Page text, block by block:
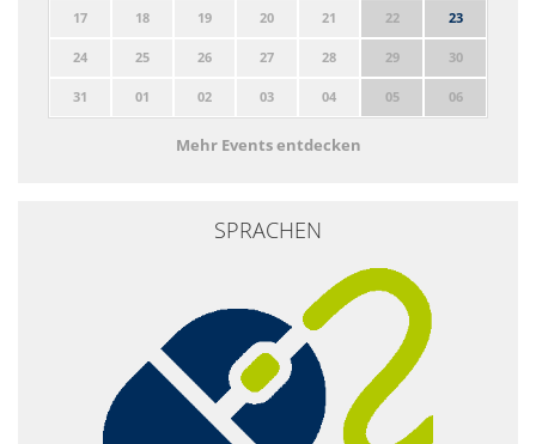
17 18 19 20 21 22 23
24 25 26 27 28 29 30
31 01 02 03 04 05 06
Mehr Events entdecken
SPRACHEN